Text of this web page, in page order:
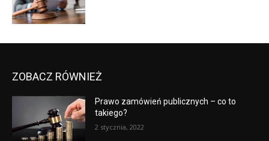
ZOBACZ RÓWNIEŻ
Prawo zamówień publicznych – co to
takiego?
2 stycznia, 2022